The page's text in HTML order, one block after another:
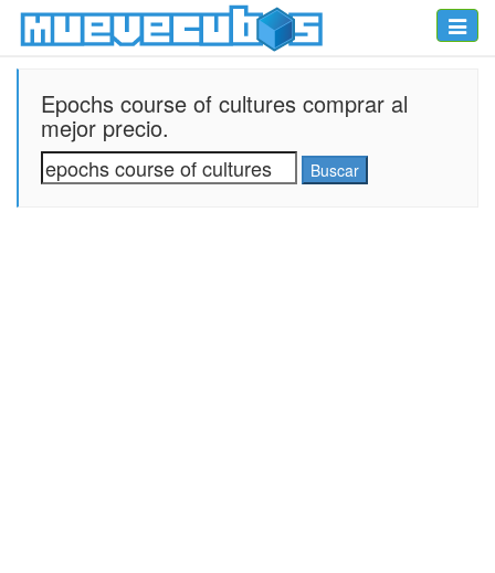
Toggle
Epochs course of cultures comprar al
mejor precio.